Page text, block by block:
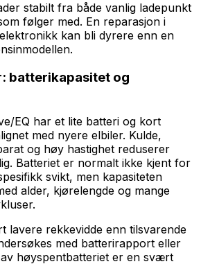
stabilt fra både vanlig ladepunkt
følger med. En reparasjon i
kan bli dyrere enn en
batterikapasitet og
EQ har et lite batteri og kort
med nyere elbiler. Kulde,
og høy hastighet reduserer
Batteriet er normalt ikke kjent for
svikt, men kapasiteten
alder, kjørelengde og mange
lavere rekkevidde enn tilsvarende
med batterirapport eller
høyspentbatteriet er en svært